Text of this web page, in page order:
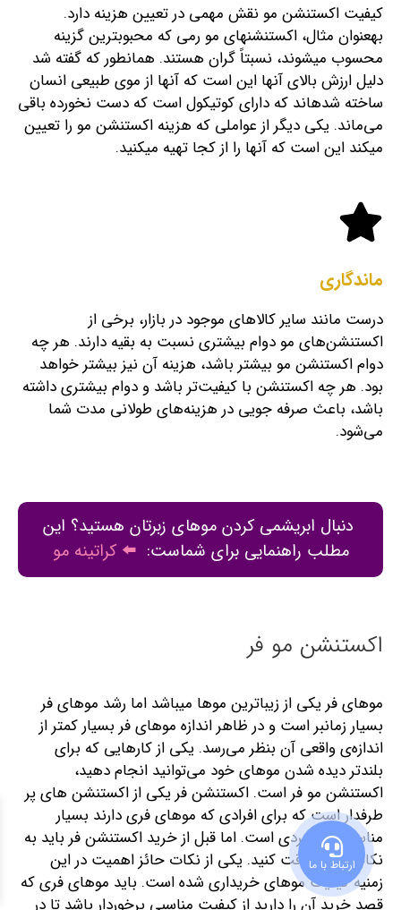
کیفیت اکستنشن مو نقش مهمی در تعیین هزینه دارد.
به‎عنوان مثال، اکستنشن‎های مو رمی که محبوب‎ترین گزینه
محسوب می‎شوند، نسبتاً گران هستند. همانطور که گفته شد
دلیل ارزش بالای آن‎‏ها این است که آن‎ها از موی طبیعی انسان
ساخته شده‎اند که دارای کوتیکول است که دست نخورده باقی
می‎‌ماند. یکی دیگر از عواملی که هزینه اکستنشن مو را تعیین
می‎کند این است که آن‎ها را از کجا تهیه می‎کنید.
ماندگاری
درست مانند سایر کالاهای موجود در بازار، برخی از
اکستنشن‌های مو دوام بیشتری نسبت به بقیه دارند. هر چه
دوام اکستنشن مو بیشتر باشد، هزینه آن نیز بیشتر خواهد
بود. هر چه اکستنشن با کیفیت‌تر باشد و دوام بیشتری داشته
باشد، باعث صرفه جویی در هزینه‌های طولانی مدت شما
می‌شود.
دنبال ابریشمی کردن موهای زبرتان هستید؟ این
مطلب راهنمایی برای شماست: ⬅️کراتینه مو
اکستنشن مو فر
موهای فر یکی از زیباترین موها می‎باشد اما رشد موهای فر
بسیار زمانبر است و در ظاهر اندازه موهای فر بسیار کمتر از
اندازه‌ی واقعی آن بنظر می‌رسد. یکی از کارهایی که برای
بلندتر دیده شدن موهای خود می‌توانید انجام دهید،
اکستنشن مو فر است. اکستنشن فر یکی از اکستنشن‌ های پر
طرفدار است که برای افرادی که موهای فری دارند بسیار
مناسب و کاربردی است. اما قبل از خرید اکستنشن فر باید به
نکات زیادی دقت کنید. یکی از نکات حائز اهمیت در این
زمنیه کیفیت موهای خریداری شده است. باید موهای فری که
قصد خرید آن را دارید از کیفیت مناسبی برخوردار باشد تا در
ارتباط با ما